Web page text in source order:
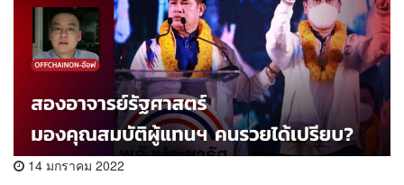
14 มกราคม 2022